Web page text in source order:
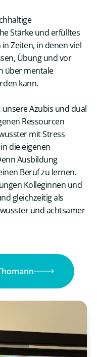
Stärke und erfülltes
Zeiten, in denen viel
Übung und vor
über mentale
kann.
Azubis und dual
Ressourcen
mit Stress
die eigenen
Ausbildung
Beruf zu lernen.
Kolleginnen und
gleichzeitig als
und achtsamer